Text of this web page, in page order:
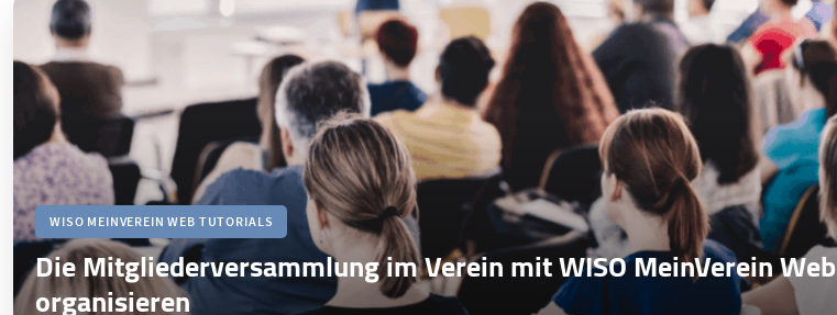
WISO MEINVEREIN WEB TUTORIALS
Die Mitgliederversammlung im Verein mit WISO MeinVerein Web
organisieren